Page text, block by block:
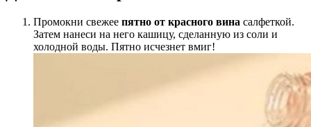
Промокни свежее пятно от красного вина салфеткой.
Затем нанеси на него кашицу, сделанную из соли и
холодной воды. Пятно исчезнет вмиг!